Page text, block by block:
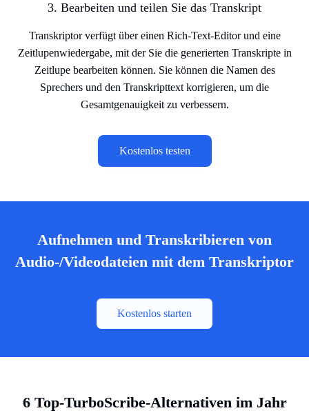
3. Bearbeiten und teilen Sie das Transkript
Transkriptor verfügt über einen Rich-Text-Editor und eine
Zeitlupenwiedergabe, mit der Sie die generierten Transkripte in
Zeitlupe bearbeiten können. Sie können die Namen des
Sprechers und den Transkripttext korrigieren, um die
Gesamtgenauigkeit zu verbessern.
Kostenlos testen
Aufnehmen und Transkribieren von
Audio-/Videodateien mit dem Transkriptor
Kostenlos starten
6 Top-TurboScribe-Alternativen im Jahr